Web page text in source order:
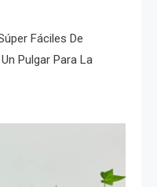
Fáciles De
Pulgar Para La